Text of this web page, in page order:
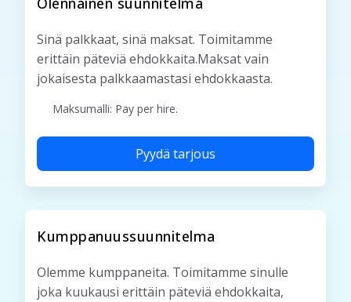
Sinä palkkaat, sinä maksat. Toimitamme
erittäin päteviä ehdokkaita.Maksat vain
jokaisesta palkkaamastasi ehdokkaasta.
Maksumalli: Pay per hire.
Pyydä tarjous
Kumppanuussuunnitelma
Olemme kumppaneita. Toimitamme sinulle
joka kuukausi erittäin päteviä ehdokkaita,